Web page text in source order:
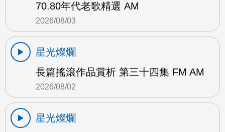
70.80年代老歌精選 AM
2026/08/03
星光燦爛
長篇搖滾作品賞析 第三十四集 FM AM
2026/08/02
星光燦爛